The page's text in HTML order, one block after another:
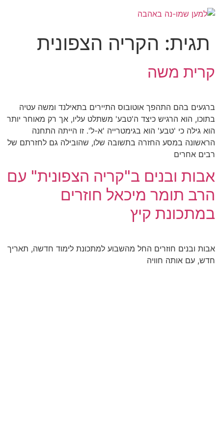
תגית: הקריה הצפונית
קרית משה
ברגעים בהם התהפך אוטובוס התיירים בתאילנד ומשה עטיה
בתוכו, הוא הרגיש כיצד ה'טבע' משתלט עליו, אך רק מאוחר יותר
הוא גילה כי 'טבע' הוא בגימטרייה 'א-ל'. זו הייתה התחנה
הראשונה במסע החזרה בתשובה שלו, שהובילה גם לחזרתם של
רבים אחרים
אבות ובנים ב"קריה הצפונית" עם
הרב תומר מיכאל חוזרים
במתכונת קיץ
אבות ובנים חוזרים החל מהשבוע למתכונת לימוד חדשה, תאריך
חדש, עם אותה חוויה